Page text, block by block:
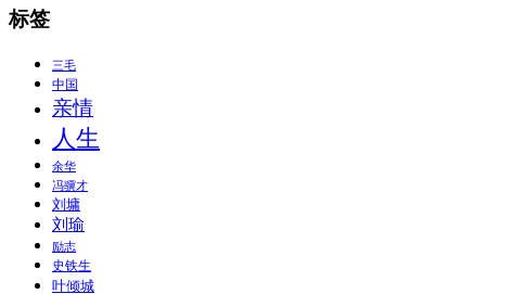
标签
三毛
中国
亲情
人生
余华
冯骥才
刘墉
刘瑜
励志
史铁生
叶倾城